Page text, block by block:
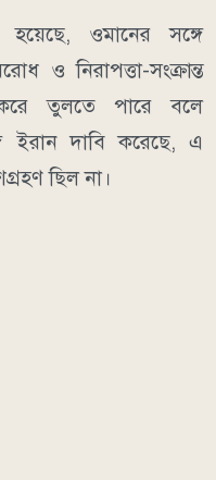
হয়েছে, ওমানের সঙ্গে
ও নিরাপত্তা-সংক্রান্ত
করে তুলতে পারে বলে
ইরান দাবি করেছে, এ
ছিল না।